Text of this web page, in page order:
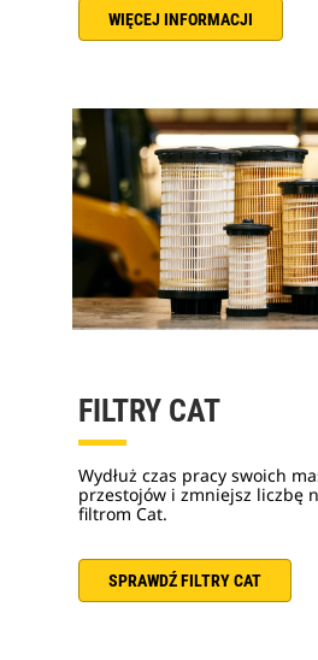
WIĘCEJ INFORMACJI
FILTRY CAT
Wydłuż czas pracy swoich
przestojów i zmniejsz liczbę
filtrom Cat.
SPRAWDŹ FILTRY CAT